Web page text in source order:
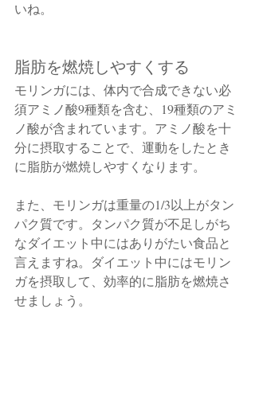
いね。
脂肪を燃焼しやすくする
モリンガには、体内で合成できない必
須アミノ酸9種類を含む、19種類のアミ
ノ酸が含まれています。アミノ酸を十
分に摂取することで、運動をしたとき
に脂肪が燃焼しやすくなります。
また、モリンガは重量の1/3以上がタン
パク質です。タンパク質が不足しがち
なダイエット中にはありがたい食品と
言えますね。ダイエット中にはモリン
ガを摂取して、効率的に脂肪を燃焼さ
せましょう。